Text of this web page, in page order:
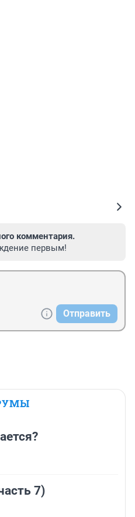
комментария.
первым!
Отправить
7)